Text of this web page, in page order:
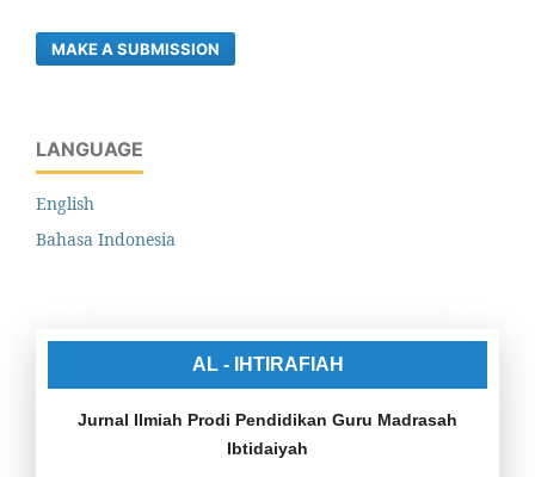
MAKE A SUBMISSION
LANGUAGE
English
Bahasa Indonesia
AL - IHTIRAFIAH
Jurnal Ilmiah Prodi Pendidikan Guru Madrasah
Ibtidaiyah